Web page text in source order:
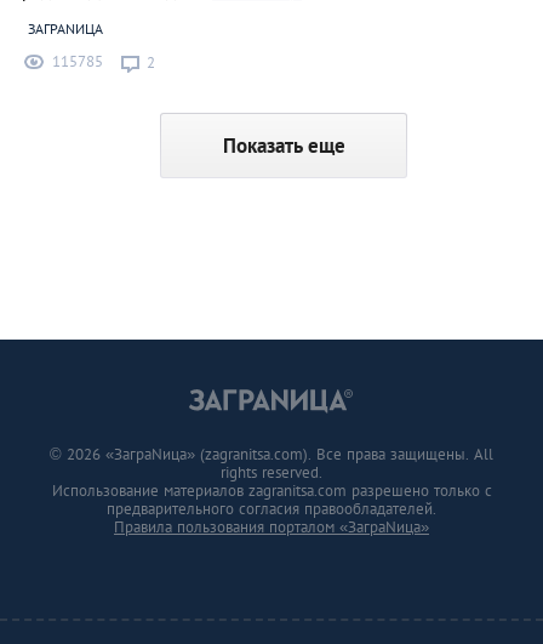
ЗАГРАNИЦА
115785 2
Показать еще
© 2026 «ЗаграNица» (zagranitsa.com). Все права защищены. All
rights reserved.
Использование материалов zagranitsa.com разрешено только с
предварительного согласия правообладателей.
Правила пользования порталом «ЗаграNица»